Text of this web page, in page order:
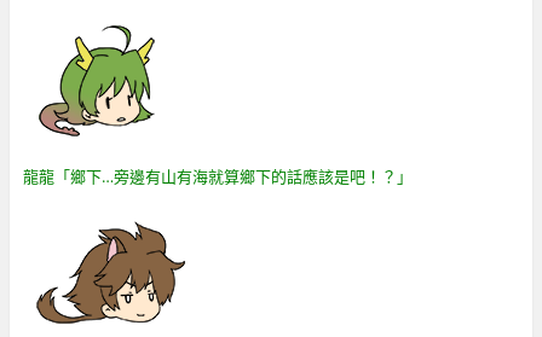
龍龍「鄉下…旁邊有山有海就算鄉下的話應該是吧！？」